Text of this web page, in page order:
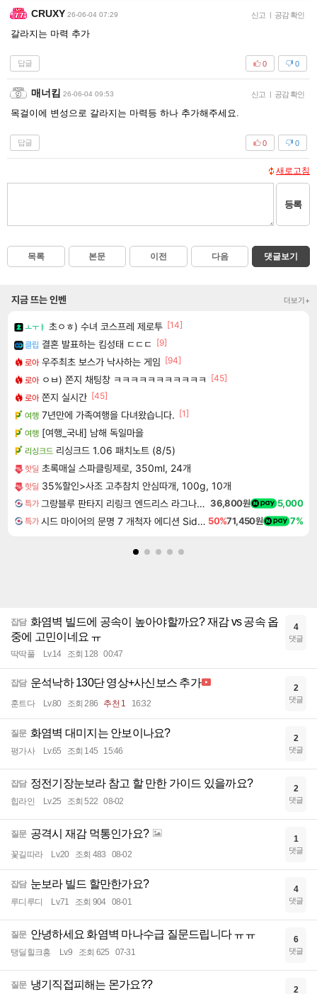
CRUXY 26-06-04 07:29 신고 | 공감 확인
갈라지는 마력 추가
답글 0
0
매너킴 26-06-04 09:53 신고 | 공감 확인
목걸이에 변성으로 갈라지는 마력등 하나 추가해주세요.
답글 0
0
새로고침
등록
목록 본문 이전 다음 댓글보기
지금 뜨는 인벤 더보기+
ㅗㅜㅑ 초ㅇㅎ) 수녀 코스프레 제로투 [14]
클립 결혼 발표하는 킴성태 ㄷㄷㄷ
[9]
로아 우주최초 보스가 낙사하는 게임 [94]
로아 ㅇㅂ) 쫀지 채팅창 ㅋㅋㅋㅋㅋㅋㅋㅋㅋㅋㅋ
[45]
로아 쫀지 실시간 [45]
여행 7년만에 가족여행을 다녀왔습니다. [1]
여행 [여행_국내] 남해 독일마을
리싱크드 리싱크드 1.06 패치노트 (8/5)
핫딜 초록매실 스파클링제로, 350ml, 24개
핫딜 35%할인>사조 고추참치 안심따개, 100g, 10개
특가 그랑블루 판타지 리링크 엔드리스 라그나로크 업그레이드 킷 Granblue Fantasy Relink Endless Ragnarok Upgrade Kit DLC 36,800원 5,000
특가 시드 마이어의 문명 7 개척자 에디션 Sid Meier's Civilization VII Founders Edition 50%71,450원 7%
잡담 화염벽 빌드에 공속이 높아야할까요? 재감 vs 공속 옵
중에 고민이네요 ㅠ
딱딱풀 Lv.14 조회 128 00:47
4
댓글
잡담 운석낙하 130단 영상+사신보스 추가
훈트다 Lv.80 조회 286 추천 1 16:32
2
댓글
질문 화염벽 대미지는 안보이나요?
평가사 Lv.65 조회 145 15:46
2
댓글
잡담 정전기장눈보라 참고 할 만한 가이드 있을까요?
힙라인 Lv.25 조회 522 08-02
2
댓글
질문 공격시 재감 먹통인가요?
꽃길따라 Lv.20 조회 483 08-02
1
댓글
잡담 눈보라 빌드 할만한가요?
루디루디 Lv.71 조회 904 08-01
4
댓글
질문 안녕하세요 화염벽 마나수급 질문드립니다 ㅠㅠ
탱딜힐크흥 Lv.9 조회 625 07-31
6
댓글
질문 냉기직접피해는 몬가요?? 2